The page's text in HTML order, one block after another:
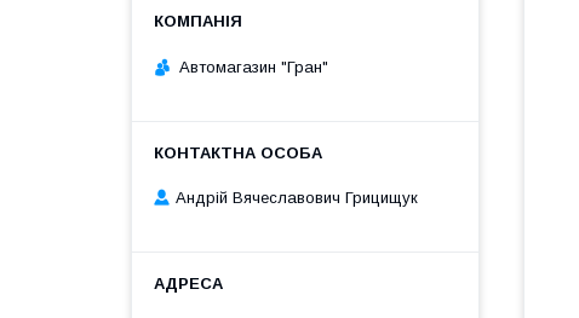
Автомагазин "Гран"
Андрій Вячеславович Грицищук